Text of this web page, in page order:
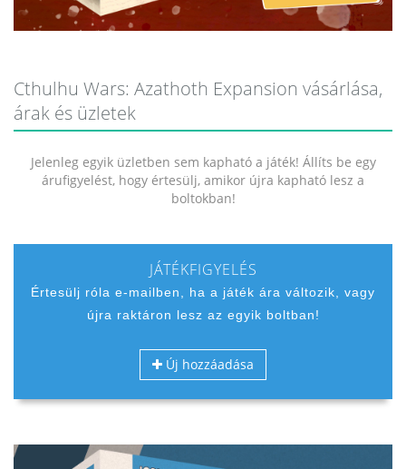
Cthulhu Wars: Azathoth Expansion vásárlása,
árak és üzletek
Jelenleg egyik üzletben sem kapható a játék! Állíts be egy
árufigyelést, hogy értesülj, amikor újra kapható lesz a
boltokban!
JÁTÉKFIGYELÉS
Értesülj róla e-mailben, ha a játék ára változik, vagy
újra raktáron lesz az egyik boltban!
Új hozzáadása